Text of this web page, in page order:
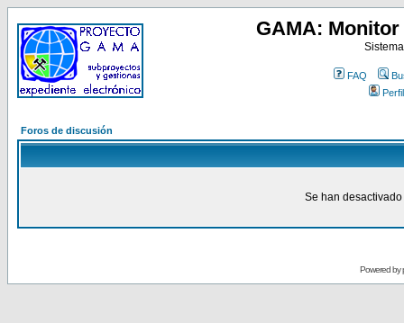
GAMA:
FAQ
Perfil
Foros de discusión
Se han
Powered by